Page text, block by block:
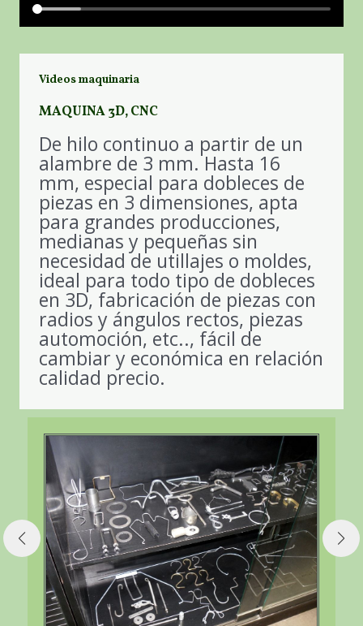
Videos maquinaria
MAQUINA 3D, CNC
De hilo continuo a partir de un
alambre de 3 mm. Hasta 16
mm, especial para dobleces de
piezas en 3 dimensiones, apta
para grandes producciones,
medianas y pequeñas sin
necesidad de utillajes o moldes,
ideal para todo tipo de dobleces
en 3D, fabricación de piezas con
radios y ángulos rectos, piezas
automoción, etc.., fácil de
cambiar y económica en relación
calidad precio.